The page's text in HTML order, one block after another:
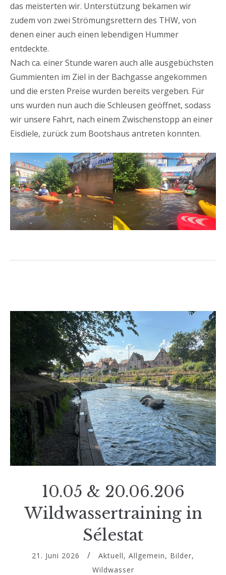
das meisterten wir. Unterstützung bekamen wir
zudem von zwei Strömungsrettern des THW, von
denen einer auch einen lebendigen Hummer
entdeckte.
Nach ca. einer Stunde waren auch alle ausgebüchsten
Gummienten im Ziel in der Bachgasse angekommen
und die ersten Preise wurden bereits vergeben. Für
uns wurden nun auch die Schleusen geöffnet, sodass
wir unsere Fahrt, nach einem Zwischenstopp an einer
Eisdiele, zurück zum Bootshaus antreten konnten.
10.05 & 20.06.206
Wildwassertraining in
Sélestat
21. Juni 2026 Aktuell, Allgemein, Bilder,
Wildwasser